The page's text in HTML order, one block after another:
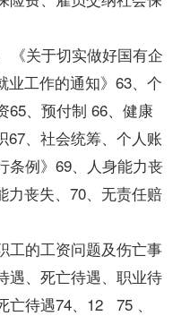
关于切实做好国有企
业工作的通知》63、个
65、预付制 66、健康
67、社会统筹、个人账
条例》69、人身能力丧
力丧失、70、无责任赔
的工资问题及伤亡事
遇、死亡待遇、职业待
亡待遇74、12 75 、